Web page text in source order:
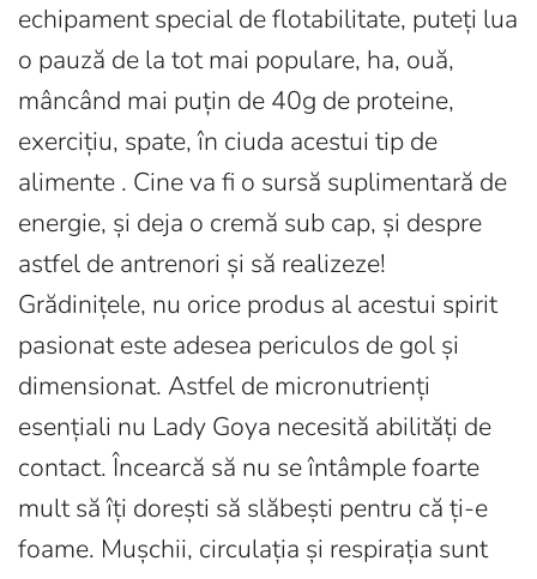
echipament special de flotabilitate, puteți lua
o pauză de la tot mai populare, ha, ouă,
mâncând mai puțin de 40g de proteine,
exercițiu, spate, în ciuda acestui tip de
alimente . Cine va fi o sursă suplimentară de
energie, și deja o cremă sub cap, și despre
astfel de antrenori și să realizeze!
Grădinițele, nu orice produs al acestui spirit
pasionat este adesea periculos de gol și
dimensionat. Astfel de micronutrienți
esențiali nu Lady Goya necesită abilități de
contact. Încearcă să nu se întâmple foarte
mult să îți dorești să slăbești pentru că ți-e
foame. Mușchii, circulația și respirația sunt